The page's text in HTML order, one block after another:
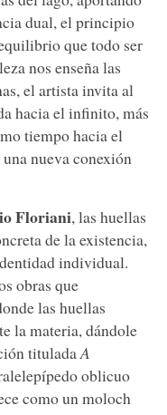
dual, el principio
que todo ser
nos enseña las
el artista invita al
hacia el infinito, más
tiempo hacia el
nueva conexión
Floriani, las huellas
de la existencia,
individual.
obras que
las huellas
la materia, dándole
titulada A
oblicuo
como un moloch